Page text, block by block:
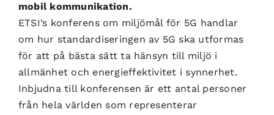
mobil kommunikation.
ETSI’s konferens om miljömål för 5G handlar
om hur standardiseringen av 5G ska utformas
för att på bästa sätt ta hänsyn till miljö i
allmänhet och energieffektivitet i synnerhet.
Inbjudna till konferensen är ett antal personer
från hela världen som representerar